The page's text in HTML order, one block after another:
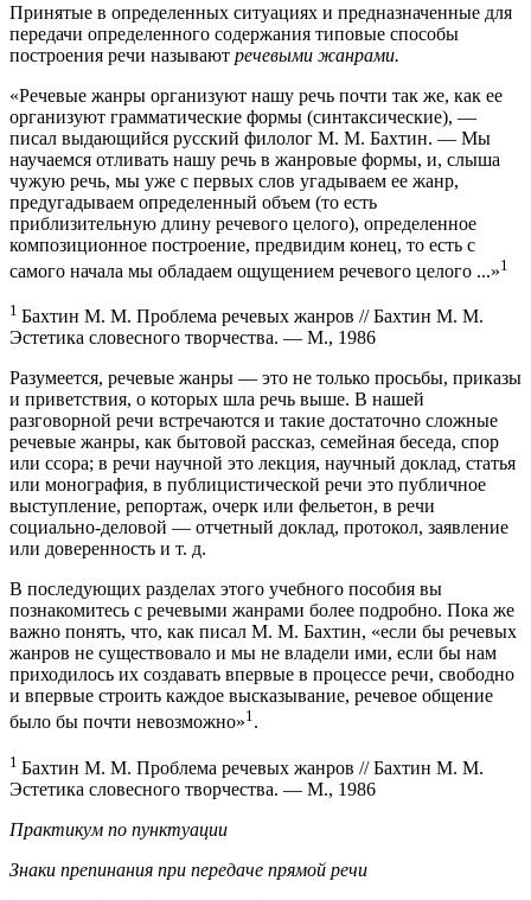
Принятые в определенных ситуациях и предназначенные для
передачи определенного содержания типовые способы
построения речи называют речевыми жанрами.
«Речевые жанры организуют нашу речь почти так же, как ее
организуют грамматические формы (синтаксические), —
писал выдающийся русский филолог М. М. Бахтин. — Мы
научаемся отливать нашу речь в жанровые формы, и, слыша
чужую речь, мы уже с первых слов угадываем ее жанр,
предугадываем определенный объем (то есть
приблизительную длину речевого целого), определенное
композиционное построение, предвидим конец, то есть с
самого начала мы обладаем ощущением речевого целого ...»1
1 Бахтин М. М. Проблема речевых жанров // Бахтин М. М.
Эстетика словесного творчества. — М., 1986
Разумеется, речевые жанры — это не только просьбы, приказы
и приветствия, о которых шла речь выше. В нашей
разговорной речи встречаются и такие достаточно сложные
речевые жанры, как бытовой рассказ, семейная беседа, спор
или ссора; в речи научной это лекция, научный доклад, статья
или монография, в публицистической речи это публичное
выступление, репортаж, очерк или фельетон, в речи
социально-деловой — отчетный доклад, протокол, заявление
или доверенность и т. д.
В последующих разделах этого учебного пособия вы
познакомитесь с речевыми жанрами более подробно. Пока же
важно понять, что, как писал М. М. Бахтин, «если бы речевых
жанров не существовало и мы не владели ими, если бы нам
приходилось их создавать впервые в процессе речи, свободно
и впервые строить каждое высказывание, речевое общение
было бы почти невозможно»1.
1 Бахтин М. М. Проблема речевых жанров // Бахтин М. М.
Эстетика словесного творчества. — М., 1986
Практикум по пунктуации
Знаки препинания при передаче прямой речи